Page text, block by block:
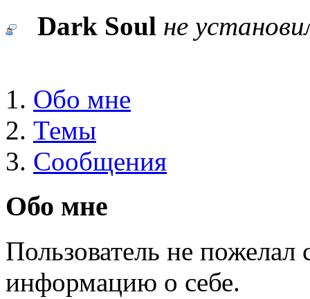
Dark Soul не
Обо мне
Темы
Сообщения
Обо мне
Пользователь не
информацию о себе.